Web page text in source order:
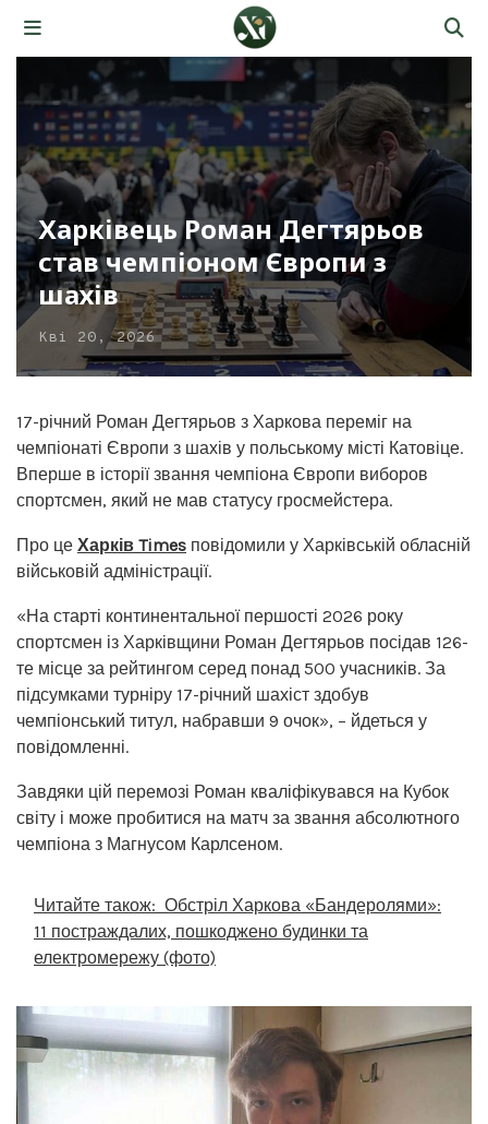
Харківець Роман Дегтярьов
став чемпіоном Європи з
шахів
Кві 20, 2026
17-річний Роман Дегтярьов з Харкова переміг на
чемпіонаті Європи з шахів у польському місті Катовіце.
Вперше в історії звання чемпіона Європи виборов
спортсмен, який не мав статусу гросмейстера.
Про це Харків Times повідомили у Харківській обласній
військовій адміністрації.
«На старті континентальної першості 2026 року
спортсмен із Харківщини Роман Дегтярьов посідав 126-
те місце за рейтингом серед понад 500 учасників. За
підсумками турніру 17-річний шахіст здобув
чемпіонський титул, набравши 9 очок», – йдеться у
повідомленні.
Завдяки цій перемозі Роман кваліфікувався на Кубок
світу і може пробитися на матч за звання абсолютного
чемпіона з Магнусом Карлсеном.
Читайте також: Обстріл Харкова «Бандеролями»:
11 постраждалих, пошкоджено будинки та
електромережу (фото)